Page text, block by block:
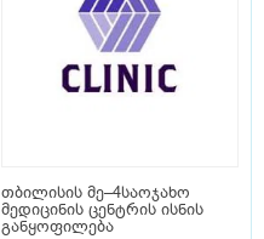
თბილისის მე–4საოჯახო
მედიცინის ცენტრის ისნის
განყოფილება